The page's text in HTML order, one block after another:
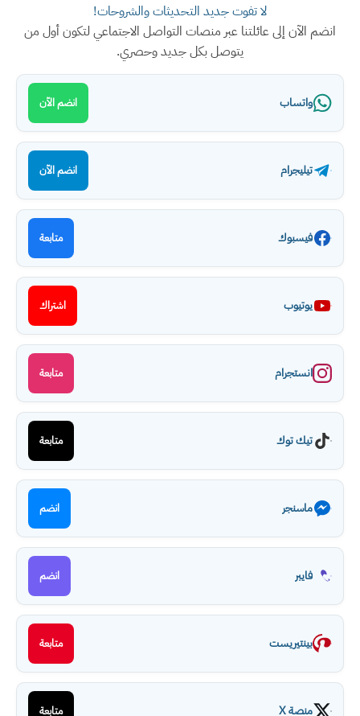
لا تفوت جديد التحديثات والشروحات!
انضم الآن إلى عائلتنا عبر منصات التواصل الاجتماعي لتكون أول من
يتوصل بكل جديد وحصري.
واتساب انضم الآن
تيليجرام انضم الآن
فيسبوك متابعة
يوتيوب اشتراك
انستجرام متابعة
تيك توك متابعة
ماسنجر انضم
فايبر انضم
بينتيريست متابعة
منصة X متابعة